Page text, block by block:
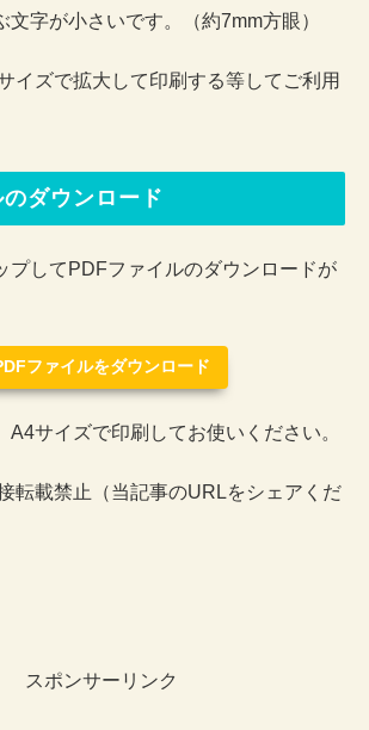
文字が小さいです。（約7mm方眼）
イズで拡大して印刷する等してご利用
ダウンロード
プしてPDFファイルのダウンロードが
ファイルをダウンロード
A4サイズで印刷してお使いください。
転載禁止（当記事のURLをシェアくだ
スポンサーリンク